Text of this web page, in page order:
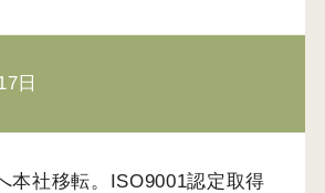
日
本社移転。ISO9001認定取得